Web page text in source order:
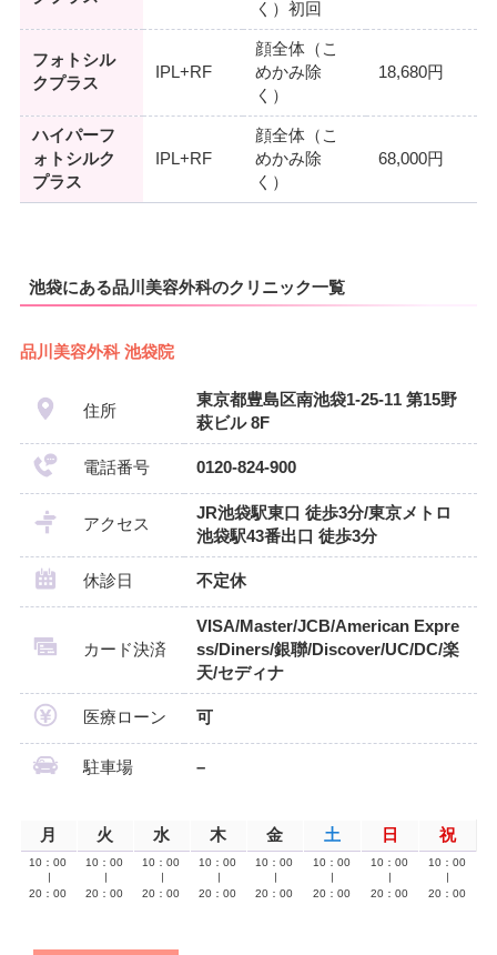
く）初回
フォトシル
クプラス
IPL+RF
顔全体（こ
めかみ除
く）
18,680円
ハイパーフ
ォトシルク
プラス
IPL+RF
顔全体（こ
めかみ除
く）
68,000円
池袋にある品川美容外科のクリニック一覧
品川美容外科 池袋院
住所
東京都豊島区南池袋1-25-11 第15野
萩ビル 8F
電話番号 0120-824-900
アクセス
JR池袋駅東口 徒歩3分/東京メトロ
池袋駅43番出口 徒歩3分
休診日 不定休
カード決済
VISA/Master/JCB/American Expre
ss/Diners/銀聯/Discover/UC/DC/楽
天/セディナ
医療ローン 可
駐車場 –
月 火 水 木 金 土 日 祝
10：00
20：00
10：00
20：00
10：00
20：00
10：00
20：00
10：00
20：00
10：00
20：00
10：00
20：00
10：00
20：00